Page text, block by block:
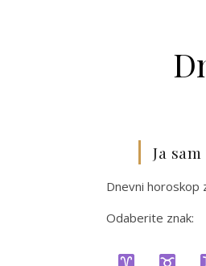
Ja
Dnevni horoskop
Odaberite znak: